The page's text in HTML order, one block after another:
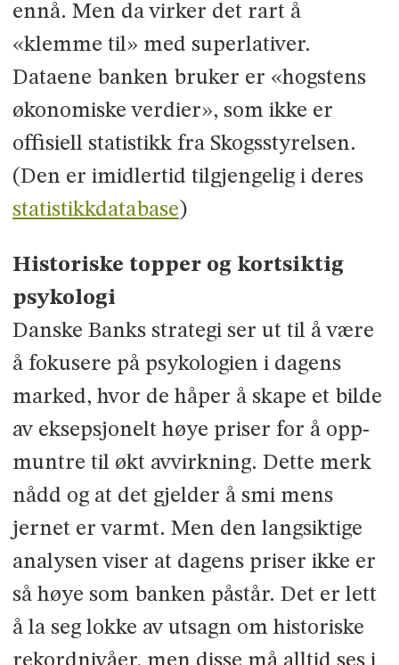
ennå. Men da virker det rart å
«klemme til» med superlativer.
Dataene banken bruker er «hogstens
økonomiske verdier», som ikke er
offisiell statistikk fra Skogsstyrelsen.
(Den er imidlertid tilgjengelig i deres
statistikkdatabase)
Historiske topper og kortsiktig
psykologi
Danske Banks strategi ser ut til å være
å fokusere på psykologien i dagens
marked, hvor de håper å skape et bilde
av eksepsjonelt høye priser for å opp­
muntre til økt avvirkning. Dette merk
nådd og at det gjelder å smi mens
jernet er varmt. Men den langsiktige
analysen viser at dagens priser ikke er
så høye som banken påstår. Det er lett
å la seg lokke av utsagn om historiske